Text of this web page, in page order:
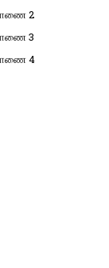
2
3
4